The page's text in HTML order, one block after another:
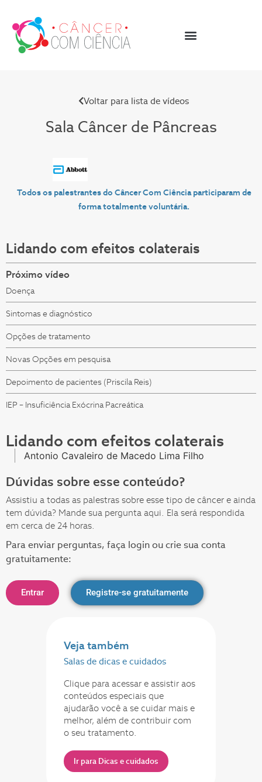
Voltar para lista de vídeos
Sala Câncer de Pâncreas
Todos os palestrantes do Câncer Com Ciência participaram de
forma totalmente voluntária.
Lidando com efeitos colaterais
Próximo vídeo
Doença
Sintomas e diagnóstico
Opções de tratamento
Novas Opções em pesquisa
Depoimento de pacientes (Priscila Reis)
IEP – Insuficiência Exócrina Pacreática
Lidando com efeitos colaterais
Antonio Cavaleiro de Macedo Lima Filho
Dúvidas sobre esse conteúdo?
Assistiu a todas as palestras sobre esse tipo de câncer e ainda
tem dúvida? Mande sua pergunta aqui. Ela será respondida
em cerca de 24 horas.
Para enviar perguntas, faça login ou crie sua conta
gratuitamente:
Entrar Registre-se gratuitamente
Veja também
Salas de dicas e cuidados
Clique para acessar e assistir aos
conteúdos especiais que
ajudarão você a se cuidar mais e
melhor, além de contribuir com
o seu tratamento.
Ir para Dicas e cuidados